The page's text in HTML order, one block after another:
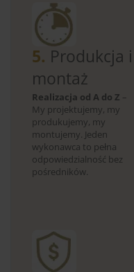
5. Produkcja i
montaż
Realizacja od A do Z –
My projektujemy, my
produkujemy, my
montujemy. Jeden
wykonawca to pełna
odpowiedzialność bez
pośredników.